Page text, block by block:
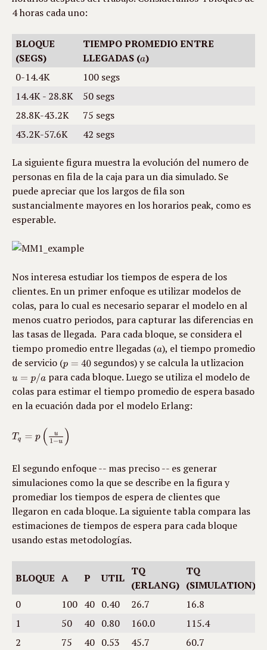
4 horas cada uno:
BLOQUE
(SEGS)
TIEMPO PROMEDIO ENTRE
LLEGADAS ( )
0-14.4K
100 segs
14.4K - 28.8K
50 segs
28.8K-43.2K
75 segs
43.2K-57.6K
42 segs
La siguiente figura muestra la evolución del numero de
personas en fila de la caja para un dia simulado. Se
puede apreciar que los largos de fila son
sustancialmente mayores en los horarios peak, como es
esperable.
Nos interesa estudiar los tiempos de espera de los
clientes. En un primer enfoque es utilizar modelos de
colas, para lo cual es necesario separar el modelo en al
menos cuatro periodos, para capturar las diferencias en
las tasas de llegada.  Para cada bloque, se considera el
tiempo promedio entre llegadas ( ), el tiempo promedio
de servicio (
segundos) y se calcula la utlizacion
para cada bloque. Luego se utiliza el modelo de
colas para estimar el tiempo promedio de espera basado
en la ecuación dada por el modelo Erlang:
El segundo enfoque -- mas preciso -- es generar
simulaciones como la que se describe en la figura y
promediar los tiempos de espera de clientes que
llegaron en cada bloque. La siguiente tabla compara las
estimaciones de tiempos de espera para cada bloque
usando estas metodologías.
BLOQUE A P UTIL
TQ
(ERLANG)
TQ
(SIMULATION)
0
100 40 0.40 26.7
16.8
1
50 40 0.80 160.0
115.4
2
75 40 0.53 45.7
60.7